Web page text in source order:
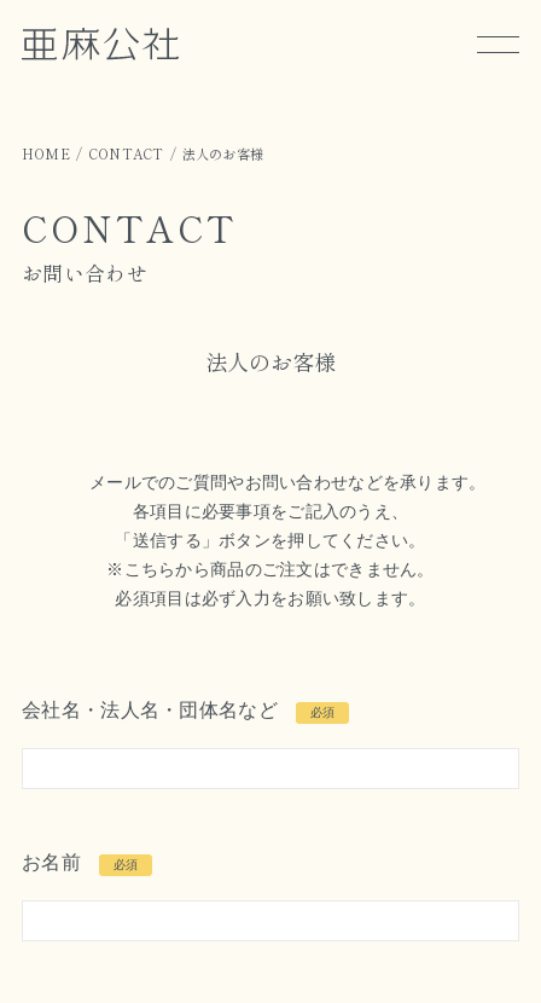
HOME CONTACT 法人のお客様
CONTACT
お問い合わせ
法人のお客様
メールでのご質問やお問い合わせなどを承ります。
各項目に必要事項をご記入のうえ、
「送信する」ボタンを押してください。
※こちらから商品のご注文はできません。
必須項目は必ず入力をお願い致します。
会社名・法人名・団体名など 必須
お名前 必須